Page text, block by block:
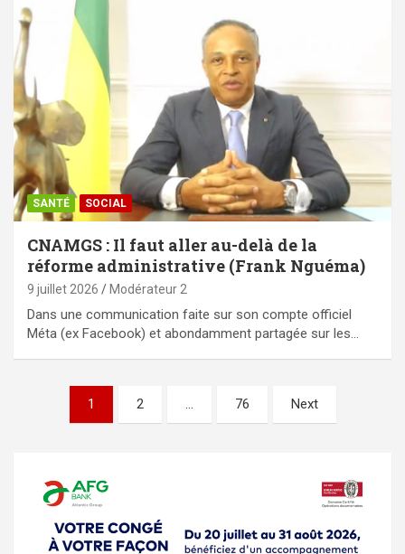
SANTÉ SOCIAL
CNAMGS : Il faut aller au-delà de la
réforme administrative (Frank Nguéma)
9 juillet 2026 Modérateur 2
Dans une communication faite sur son compte officiel
Méta (ex Facebook) et abondamment partagée sur les…
Pagination
1 2 … 76 Next